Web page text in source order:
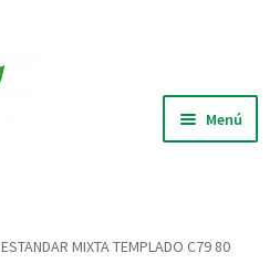
Menú
ESTANDAR MIXTA TEMPLADO C79 80